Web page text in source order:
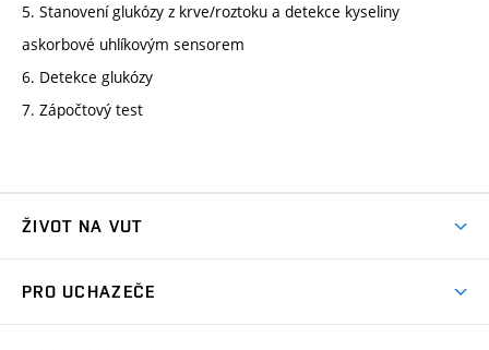
5. Stanovení glukózy z krve/roztoku a detekce kyseliny
askorbové uhlíkovým sensorem
6. Detekce glukózy
7. Zápočtový test
ŽIVOT NA VUT
PRO UCHAZEČE